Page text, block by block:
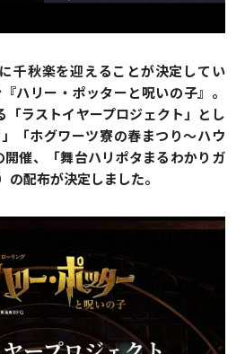
千秋楽を迎えることが決定してい
ハリー・ポッターと呪いの子』。
「ラストイヤープロジェクト」とし
「ホグワーツ寮の春まつり～ハウ
催、「舞台ハリポタまるわかりガ
の配布が決定しました。